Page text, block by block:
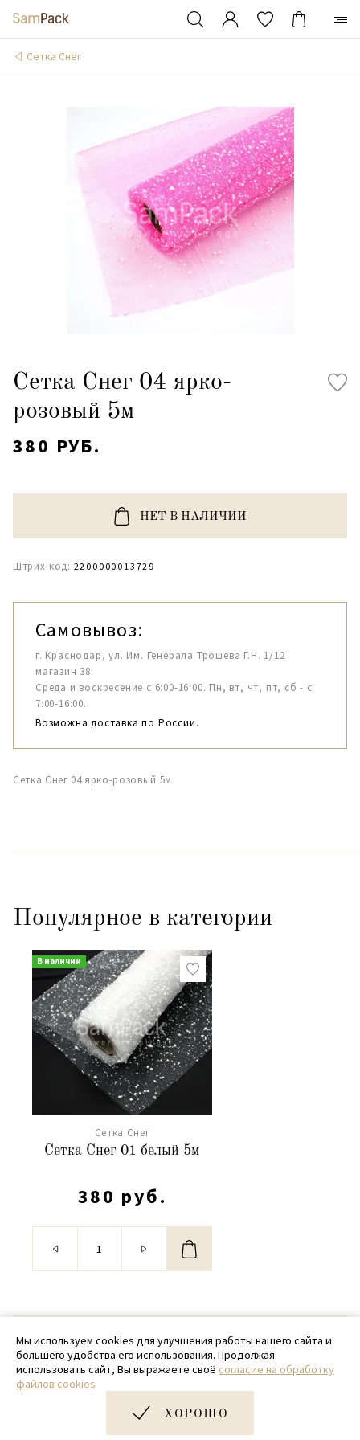
Сетка Снег
Сетка Снег 04 ярко-
розовый 5м
380 РУБ.
НЕТ В НАЛИЧИИ
Штрих-код: 2200000013729
Самовывоз:
г. Краснодар, ул. Им. Генерала Трошева Г.Н. 1/12
магазин 38.
Среда и воскресение с 6:00-16:00. Пн, вт, чт, пт, сб - с
7:00-16:00.
Возможна доставка по России.
Сетка Снег 04 ярко-розовый 5м
Популярное в категории
В наличии
Сетка Снег
Сетка Снег 01 белый 5м
380 руб.
© 2020 - 2026 SamPack
+ 7 (918) 699-97-87
zakaz@sampack.store
Дизайн и разработка сайта
Мы используем cookies для улучшения работы нашего сайта и
большего удобства его использования. Продолжая
использовать сайт, Вы выражаете своё согласие на обработку
файлов cookies
ХОРОШО